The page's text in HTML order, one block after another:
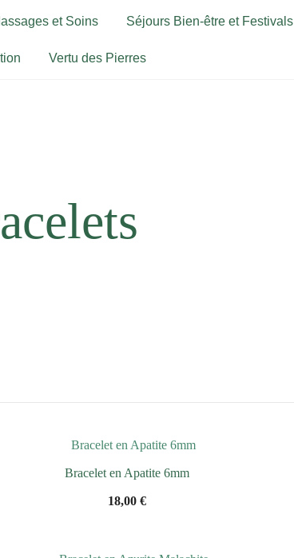
et Soins Séjours Bien-être et Festivals
Vertu des Pierres
Bracelet en Apatite 6mm
18,00 €